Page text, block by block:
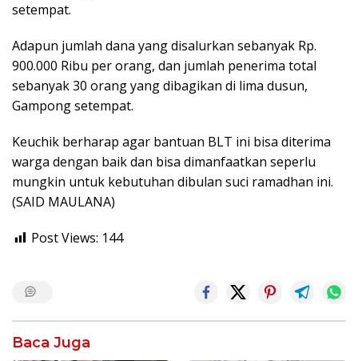
setempat.
Adapun jumlah dana yang disalurkan sebanyak Rp.
900.000 Ribu per orang, dan jumlah penerima total
sebanyak 30 orang yang dibagikan di lima dusun,
Gampong setempat.
Keuchik berharap agar bantuan BLT ini bisa diterima
warga dengan baik dan bisa dimanfaatkan seperlu
mungkin untuk kebutuhan dibulan suci ramadhan ini.
(SAID MAULANA)
Post Views: 144
Baca Juga